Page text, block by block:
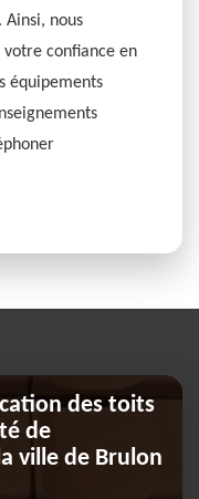
Ainsi, nous
votre confiance en
équipements
des toits
de
ville de Brulon